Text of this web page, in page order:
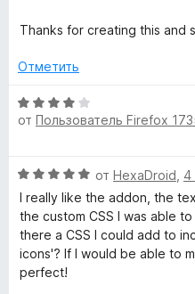
5
а
и
5
Thanks for creating this and
Отметить
О
ц
е
н
о
н
а
4
от Пользователь Firefox
О
ц
е
н
е
н
от HexaDroid 4
I really like the addon, the
the custom CSS I was able
there a CSS I could add to
icons'? If I would be able to
perfect!